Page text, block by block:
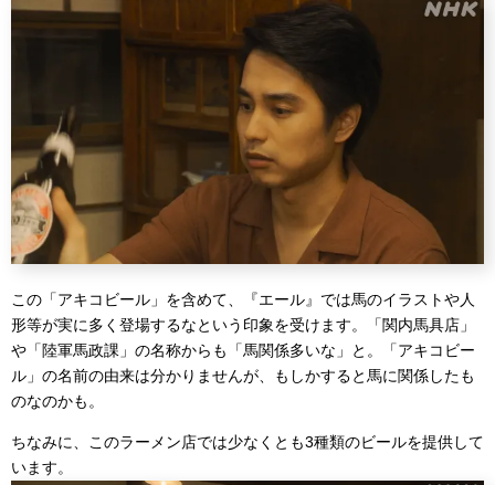
この「アキコビール」を含めて、『エール』では馬のイラストや人
形等が実に多く登場するなという印象を受けます。「関内馬具店」
や「陸軍馬政課」の名称からも「馬関係多いな」と。「アキコビー
ル」の名前の由来は分かりませんが、もしかすると馬に関係したも
のなのかも。
ちなみに、このラーメン店では少なくとも3種類のビールを提供して
います。